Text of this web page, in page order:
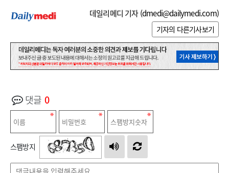
데일리메디 기자 (dmedi@dailymedi.com)
기자의 다른기사보기
댓글 0
스팸방지